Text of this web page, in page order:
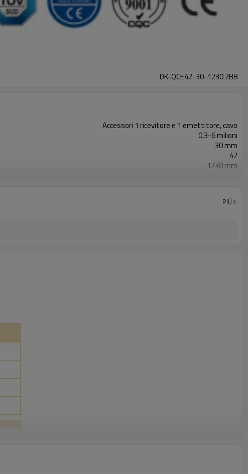
DK-QCE42-30-1230 2BB
Accessori 1 ricevitore e 1 emettitore, cavo
0,3-6 milioni
30 mm
42
1230 mm
con accessori di montaggio
TUV, UL, CE, RoSH, GB
PIÙ